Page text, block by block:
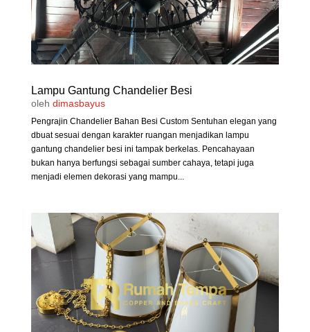
Lampu Gantung Chandelier Besi
oleh dimasbayus
Pengrajin Chandelier Bahan Besi Custom Sentuhan elegan yang
dbuat sesuai dengan karakter ruangan menjadikan lampu
gantung chandelier besi ini tampak berkelas. Pencahayaan
bukan hanya berfungsi sebagai sumber cahaya, tetapi juga
menjadi elemen dekorasi yang mampu...